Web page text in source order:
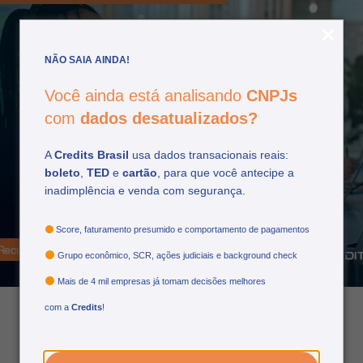
NÃO SAIA AINDA!
Você ainda está analisando CNPJs
com dados desatualizados?
ACredits Brasil usa dados transacionais reais:
boleto TED e cartão , para que você antecipe a
inadimplência e venda com segurança.
Score, faturamento presumido e comportamento de pagamentos
Grupo econômico, SCR, ações judiciais e background check
Mais de 4 mil empresas já tomam decisões melhores
com a Credits!
Recuperação de crédito e
cliente: qual a relação?